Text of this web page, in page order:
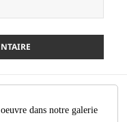
dans notre galerie